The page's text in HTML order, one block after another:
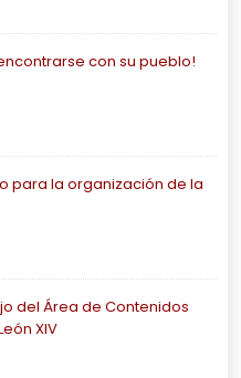
con su pueblo!
para la organización de la
del Área de Contenidos
XIV